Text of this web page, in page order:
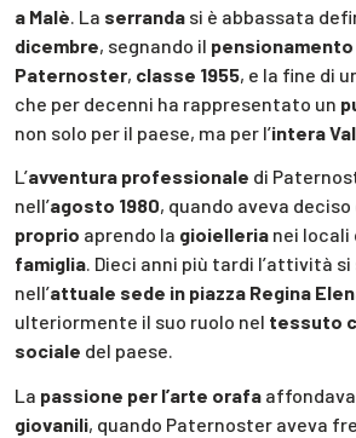
a Malè . La serranda si è abbassata
dicembre, segnando il pensionamento
Paternoster, classe 1955, e la fine di
che per decenni ha rappresentato un
non solo per il paese, ma per l’intera
L’avventura professionale di
nell’agosto 1980, quando aveva deciso
proprio aprendo la gioielleria nei locali
famiglia. Dieci anni più tardi l’attività
nell’attuale sede in piazza Regina
ulteriormente il suo ruolo nel tessuto
sociale del paese.
La passione per l’arte orafa
giovanili, quando Paternoster aveva